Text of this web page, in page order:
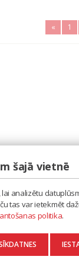
« 1
POLITIKA
šajā vietnē
analizētu
tas var ietekmēt
politika.